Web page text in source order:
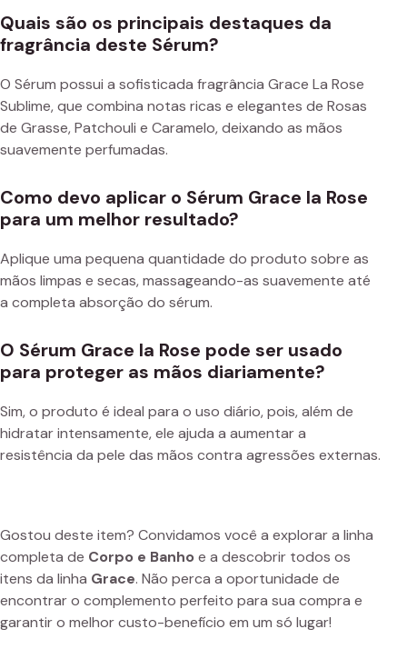
Quais são os principais destaques da
fragrância deste Sérum?
O Sérum possui a sofisticada fragrância Grace La Rose
Sublime, que combina notas ricas e elegantes de Rosas
de Grasse, Patchouli e Caramelo, deixando as mãos
suavemente perfumadas.
Como devo aplicar o Sérum Grace la Rose
para um melhor resultado?
Aplique uma pequena quantidade do produto sobre as
mãos limpas e secas, massageando-as suavemente até
a completa absorção do sérum.
O Sérum Grace la Rose pode ser usado
para proteger as mãos diariamente?
Sim, o produto é ideal para o uso diário, pois, além de
hidratar intensamente, ele ajuda a aumentar a
resistência da pele das mãos contra agressões externas.
Gostou deste item? Convidamos você a explorar a linha
completa de Corpo e Banho e a descobrir todos os
itens da linha Grace. Não perca a oportunidade de
encontrar o complemento perfeito para sua compra e
garantir o melhor custo-benefício em um só lugar!